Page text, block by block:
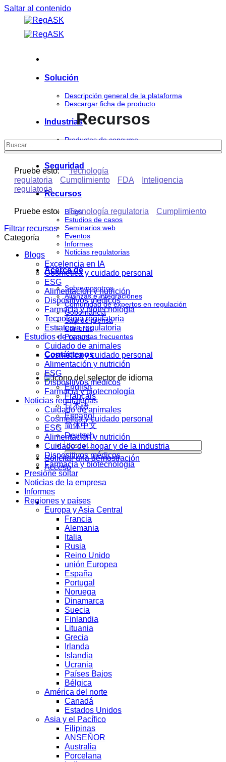
Saltar al contenido
Solución
Descripción general de la plataforma
Descargar ficha de producto
Industrias
Productos de consumo
Seguridad
Recursos
Blogs
Estudios de casos
Seminarios web
Eventos
Informes
Noticias regulatorias
Acerca de
Sobre nosotros
Alianzas e integraciones
Comunidad de expertos en regulación
Gobernancia
Sala de prensa
Carreras
Preguntas frecuentes
Contáctenos
English
Français
日本語
Español
简体中文
Deutsch
Solicitar una demostración
Acceso
Recursos
Pruebe esto:
Tecnología
regulatoria
Cumplimiento FDA
Inteligencia
regulatoria
Pruebe esto: Tecnología regulatoria
Cumplimiento
Filtrar recursos
Categoría
Blogs
Excelencia en IA
Cosmética y cuidado personal
ESG
Alimentación y nutrición
Dispositivos médicos
Farmacia y biotecnología
Tecnología regulatoria
Estrategia regulatoria
Estudios de casos
Cuidado de animales
Cosmética y cuidado personal
Alimentación y nutrición
ESG
Dispositivos médicos
Farmacia y biotecnología
Noticias regulatorias
Cuidado de animales
Cosmética y cuidado personal
ESG
Alimentación y nutrición
Cuidado del hogar y de la industria
Dispositivos médicos
Farmacia y biotecnología
Presione soltar
Noticias de la empresa
Informes
Regiones y países
Europa y Asia Central
Francia
Alemania
Italia
Rusia
Reino Unido
unión Europea
España
Portugal
Noruega
Dinamarca
Suecia
Finlandia
Lituania
Grecia
Irlanda
Islandia
Ucrania
Países Bajos
Bélgica
América del norte
Canadá
Estados Unidos
Asia y el Pacífico
Filipinas
ANSEÑOR
Australia
Porcelana